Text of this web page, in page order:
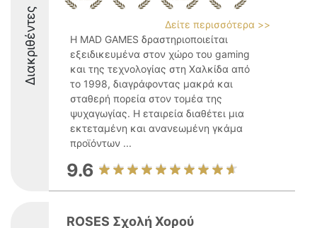
Διακριθέντες
Δείτε περισσότερα >>
Η MAD GAMES δραστηριοποιείται
εξειδικευμένα στον χώρο του gaming
και της τεχνολογίας στη Χαλκίδα από
το 1998, διαγράφοντας μακρά και
σταθερή πορεία στον τομέα της
ψυχαγωγίας. Η εταιρεία διαθέτει μια
εκτεταμένη και ανανεωμένη γκάμα
προϊόντων ...
9.6
ROSES Σχολή Χορού